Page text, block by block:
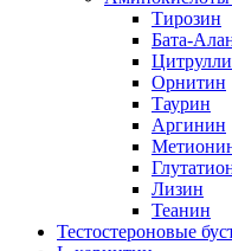
Тирозин
Бата-
Орнитин
Таурин
Аргинин
Лизин
Теанин
Тестостероновые